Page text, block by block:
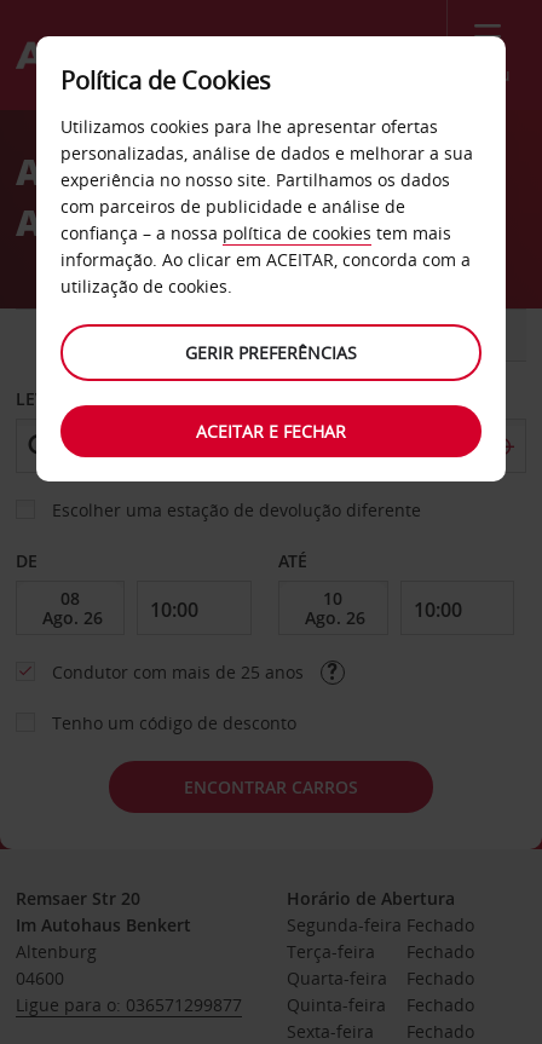
Menu
Welcome
AvisAluguer de carros
Altenburg
CARRO COMERCIAIS
LEVANTAR EM
Escolher uma estação de devolução diferente
DE ATÉ
Condutor com mais de 25 anos
Tenho um código de desconto
ENCONTRAR CARROS
Remsaer Str 20
Im Autohaus Benkert
Altenburg
04600
Ligue para o: 036571299877
Horário de Abertura
Segunda-feira Fechado
Terça-feira
Fechado
Quarta-feira
Fechado
Quinta-feira
Fechado
Sexta-feira
Fechado
Política de Cookies
Utilizamos cookies para lhe apresentar ofertas
personalizadas, análise de dados e melhorar a sua
experiência no nosso site. Partilhamos os dados
com parceiros de publicidade e análise de
confiança – a nossa política de cookies tem mais
informação. Ao clicar em ACEITAR, concorda com a
utilização de cookies.
GERIR PREFERÊNCIAS
ACEITAR E FECHAR